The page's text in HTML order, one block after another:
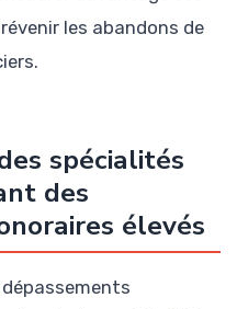
les abandons de
spécialités
des
élevés
dépassements